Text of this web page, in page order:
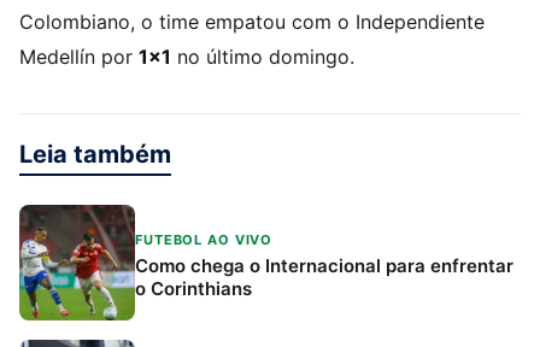
Colombiano, o time empatou com o Independiente
Medellín por 1×1 no último domingo.
Leia também
FUTEBOL AO VIVO
Como chega o Internacional para enfrentar
o Corinthians